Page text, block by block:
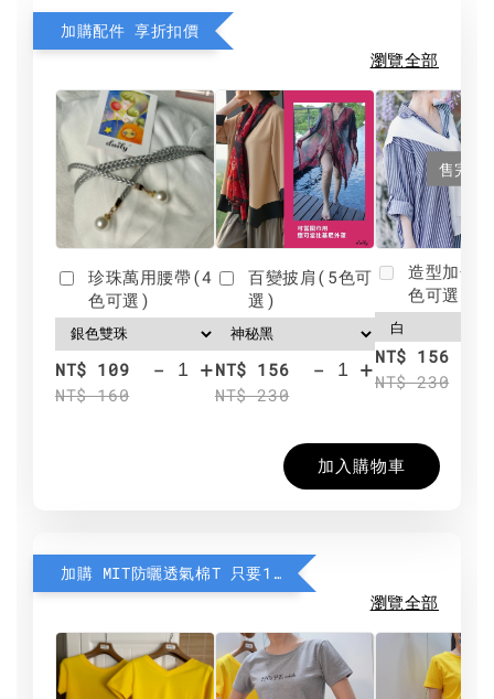
加購配件 享折扣價
瀏覽全部
珍珠萬用腰帶(4
色可選)
NT$ 109
NT$ 160
- +
百變披肩(5色可
選)
NT$ 156
NT$ 230
- +
售完
造型加分
色可選)
NT$ 156
NT$ 230
加入購物車
加購 MIT防曬透氣棉T 只要190元
瀏覽全部